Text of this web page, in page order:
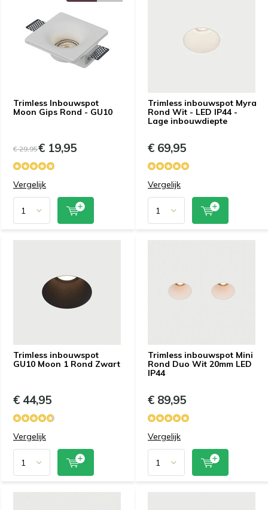
Trimless Inbouwspot
Moon Gips Rond - GU10
€ 29,95€ 19,95
Vergelijk
Trimless inbouwspot Myra
Rond Wit - LED IP44 -
Lage inbouwdiepte
€ 69,95
Vergelijk
Trimless inbouwspot
GU10 Moon 1 Rond Zwart
€ 44,95
Vergelijk
Trimless inbouwspot Mini
Rond Duo Wit 20mm LED
IP44
€ 89,95
Vergelijk